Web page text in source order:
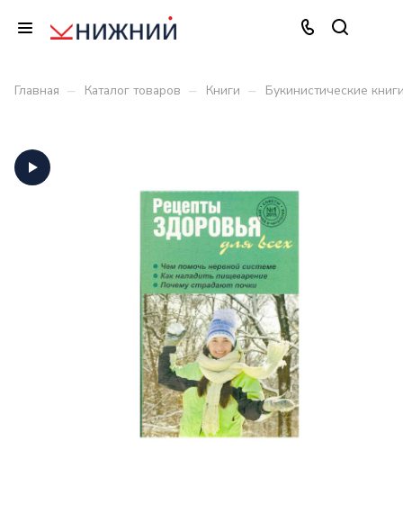
Главная – Каталог товаров – Книги – Букинистические